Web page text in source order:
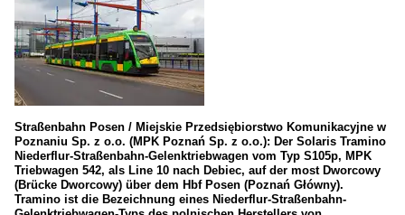
Straßenbahn Posen / Miejskie Przedsiębiorstwo Komunikacyjne w
Poznaniu Sp. z o.o. (MPK Poznań Sp. z o.o.): Der Solaris Tramino
Niederflur-Straßenbahn-Gelenktriebwagen vom Typ S105p, MPK
Triebwagen 542, als Line 10 nach Debiec, auf der most Dworcowy
(Brücke Dworcowy) über dem Hbf Posen (Poznań Główny).
Tramino ist die Bezeichnung eines Niederflur-Straßenbahn-